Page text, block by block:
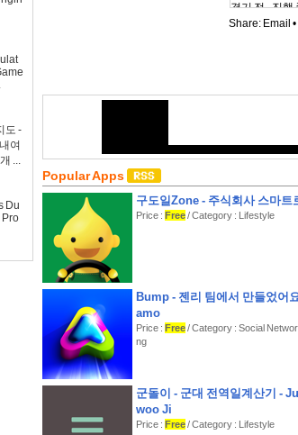
도 -
여
...
Du
Pro
경기 전 · 진
- 이런 분께 추
Share: Email •
Popular Apps
구도일Zone - 주식회사 스마트
Price : Free/ Category : Lifestyle
Bump - 젠리 팀에서 만들었어
amo
Price : Free/ Category : Social
ng
군돌이 - 군대 전역일계산기 -
woo Ji
Price : Free/ Category : Lifestyle